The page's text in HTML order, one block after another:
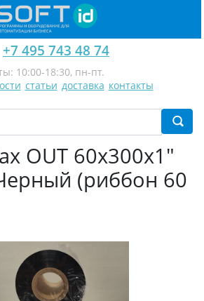
+7 495 743 48 74
10:00-18:30, пн-пт.
статьи доставка контакты
OUT 60х300х1"
(риббон 60